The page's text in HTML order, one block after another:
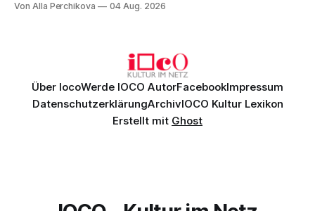
Genau so war der Abend im Kurhaus Wiesbaden, an dem
Von Alla Perchikova 04 Aug. 2026
Über IocoWerde IOCO AutorFacebookImpressum
DatenschutzerklärungArchivIOCO Kultur Lexikon
Erstellt mit Ghost